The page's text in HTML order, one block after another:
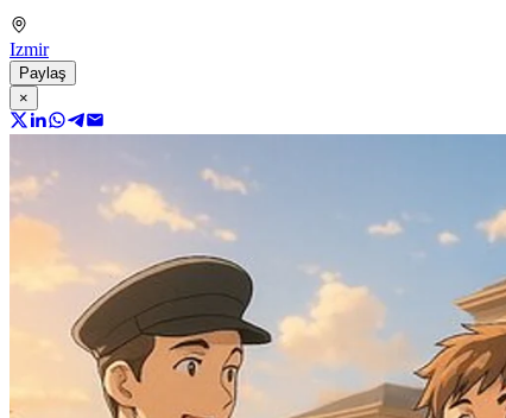
Izmir
Paylaş
×